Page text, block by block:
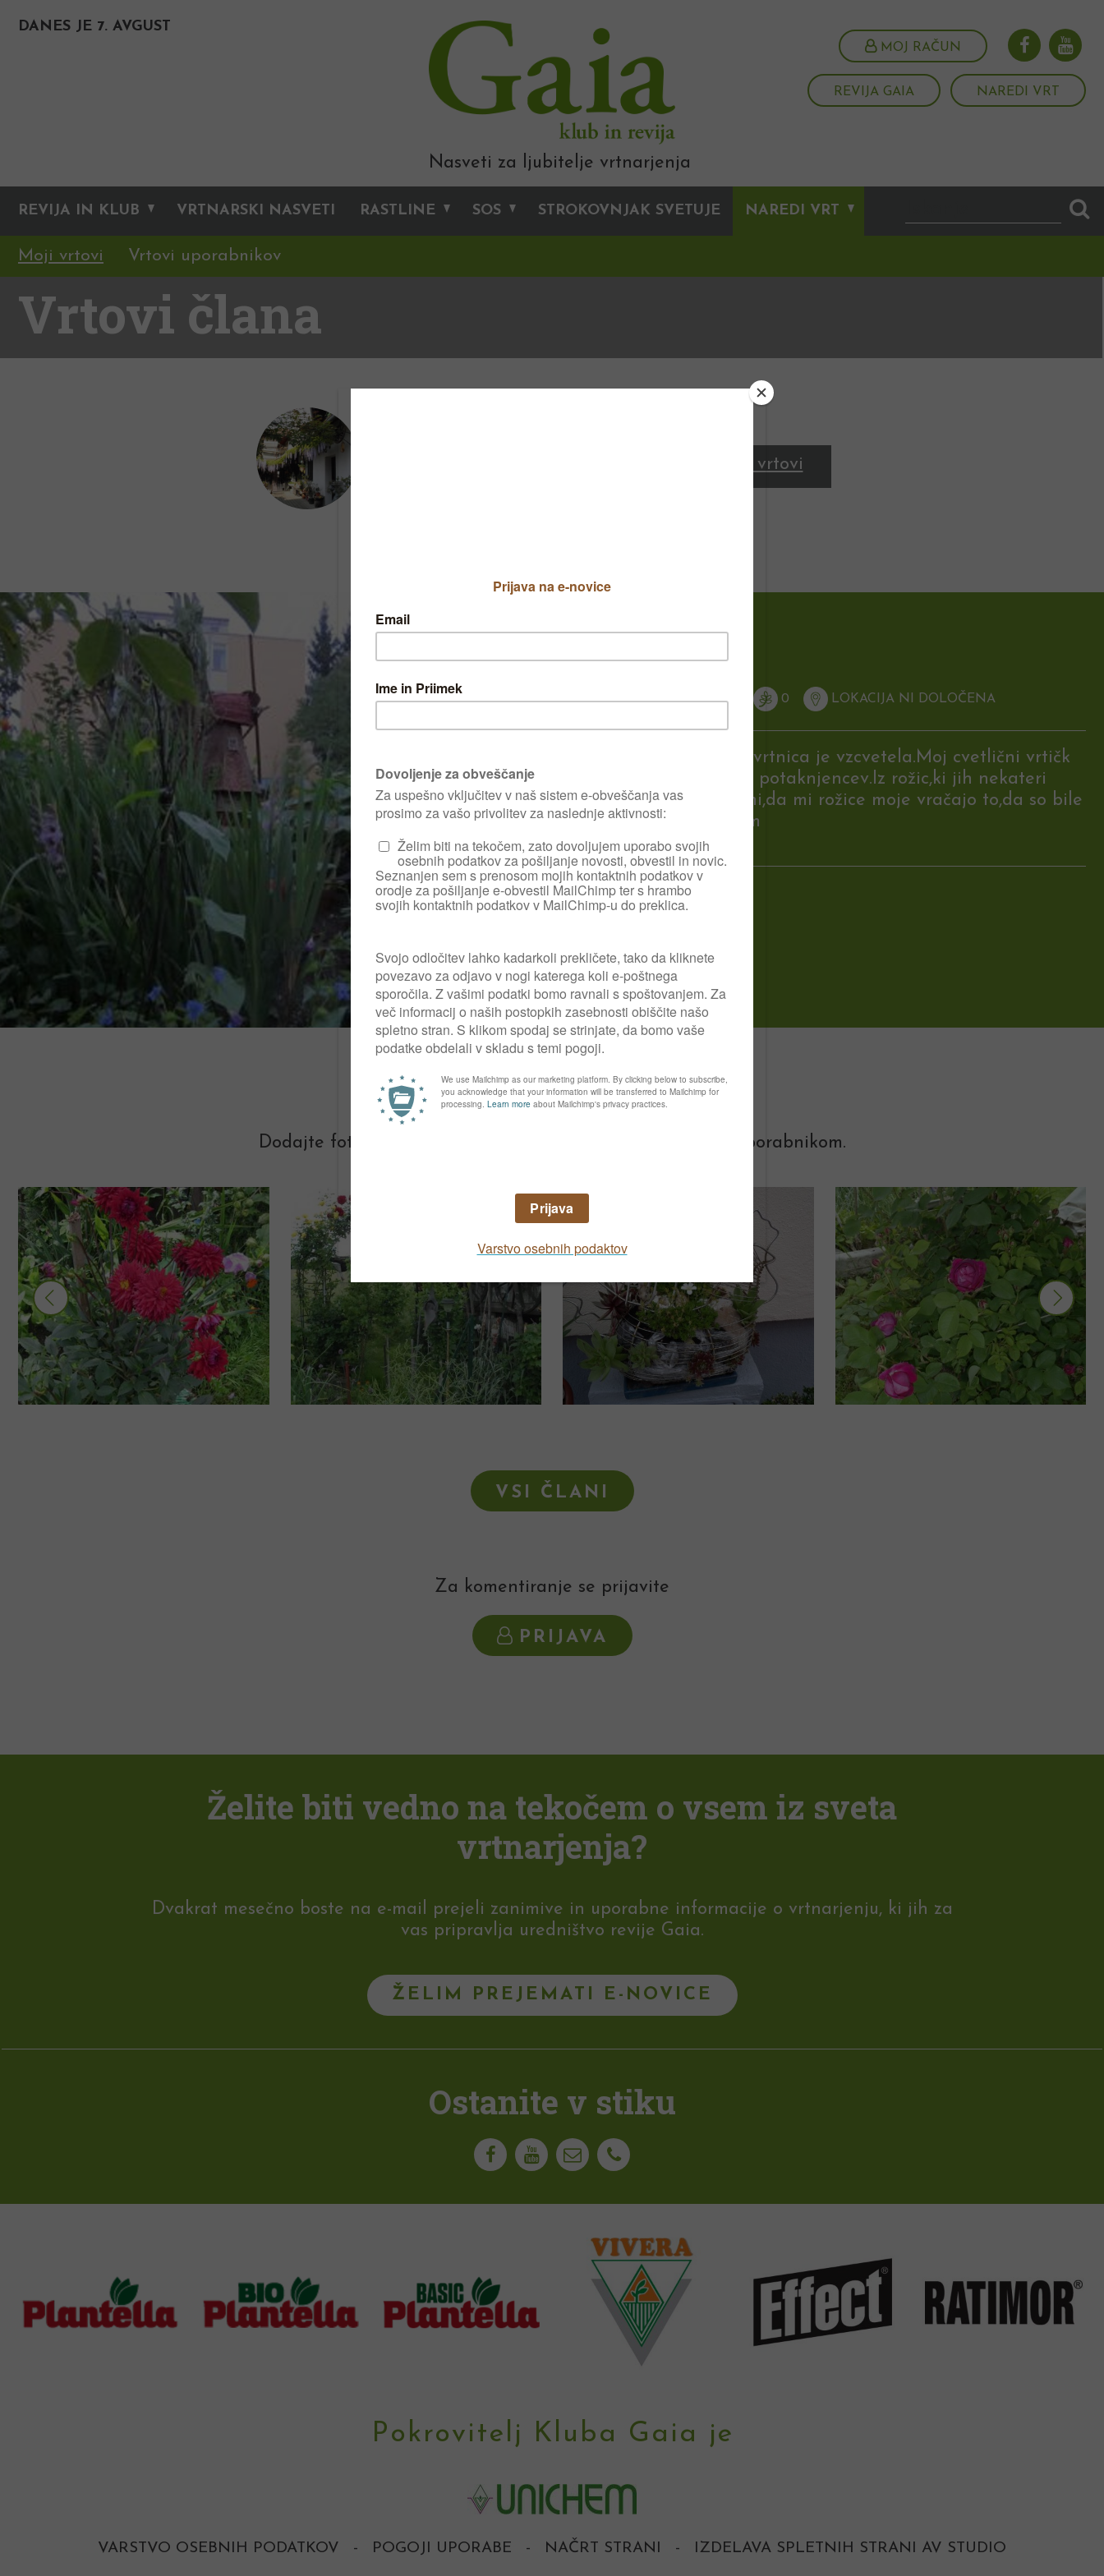
DANES JE 7. AVGUST
MOJ RAČUN
REVIJA GAIA NAREDI VRT
Nasveti za ljubitelje vrtnarjenja
REVIJA IN KLUB VRTNARSKI NASVETI RASTLINE SOS STROKOVNJAK SVETUJE NAREDI VRT
Moji vrtovi Vrtovi uporabnikov
Vrtovi člana
Priljubljeni vrtovi
Moj vrt
TIP VRTA NI IZBRAN 0 LOKACIJA NI DOLOČENA
glicinija je odcvetela vrtnica je vzcvetela.Moj cvetlični vrtičk
je skromen narejen iz potaknjencev.Iz rožic,ki jih nekateri
mečejo stran.Zdi se mi,da mi rožice moje vračajo to,da so bile
rešene pred izumrtjem
UPORABNIK OD05. 06. 2010
0
Galerija fotografij vrta
Dodajte fotografije vašega vrta in ga predstavite drugim uporabnikom.
VSI ČLANI
Za komentiranje se prijavite
PRIJAVA
Želite biti vedno na tekočem o vsem iz sveta
vrtnarjenja?
Dvakrat mesečno boste na e-mail prejeli zanimive in uporabne informacije o vrtnarjenju, ki jih za
vas pripravlja uredništvo revije Gaia.
ŽELIM PREJEMATI E-NOVICE
Ostanite v stiku
Pokrovitelj Kluba Gaia je
VARSTVO OSEBNIH PODATKOV - POGOJI UPORABE - NAČRT STRANI - IZDELAVA SPLETNIH STRANI AV STUDIO